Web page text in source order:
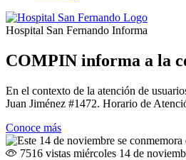
Hospital San Fernando Informa
COMPIN informa a la
En el contexto de la atención de
Juan Jiménez #1472. Horario de
Conoce más
7516 vistas miércoles 14 de